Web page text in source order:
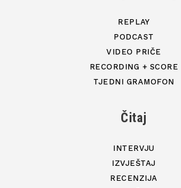
REPLAY
PODCAST
VIDEO PRIČE
RECORDING + SCORE
TJEDNI GRAMOFON
Čitaj
INTERVJU
IZVJEŠTAJ
RECENZIJA